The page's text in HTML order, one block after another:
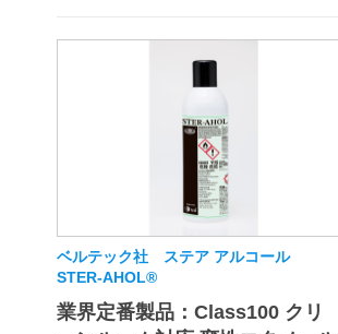
ベルテック社 ステア アルコール
STER-AHOL®
業界定番製品：Class100 クリ